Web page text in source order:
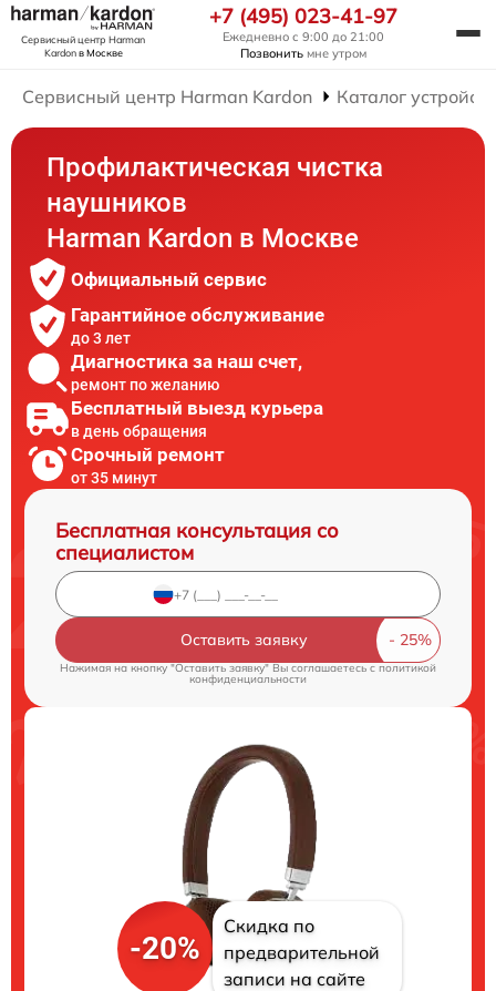
Сервисный центр Harman
Kardonв Москве
+7 (495) 023-41-97
Ежедневно с 9:00 до 21:00
Позвонить мне утром
Сервисный центр Harman Kardon Каталог устройств
Профилактическая чистка
наушников
Harman Kardon в Москве
Официальный сервис
Гарантийное обслуживание
до 3 лет
Диагностика за наш счет,
ремонт по желанию
Бесплатный выезд курьера
в день обращения
Срочный ремонт
от 35 минут
Бесплатная консультация со
специалистом
Оставить заявку
Нажимая на кнопку "Оставить заявку" Вы соглашаетесь cполитикой
конфиденциальности
-20%
Скидка по
предварительной
записи на сайте